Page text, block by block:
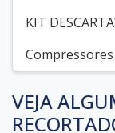
KIT
VEJA